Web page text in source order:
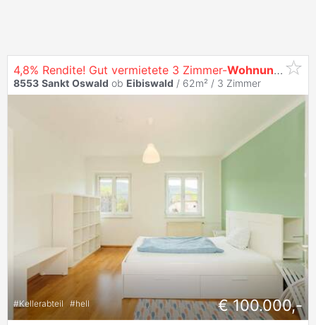
4,8% Rendite! Gut vermietete 3 Zimmer-Wohnung im
8553 Sankt Oswald ob Eibiswald / 62m² / 3 Zimmer
#Kellerabteil #hell € 100.000,-